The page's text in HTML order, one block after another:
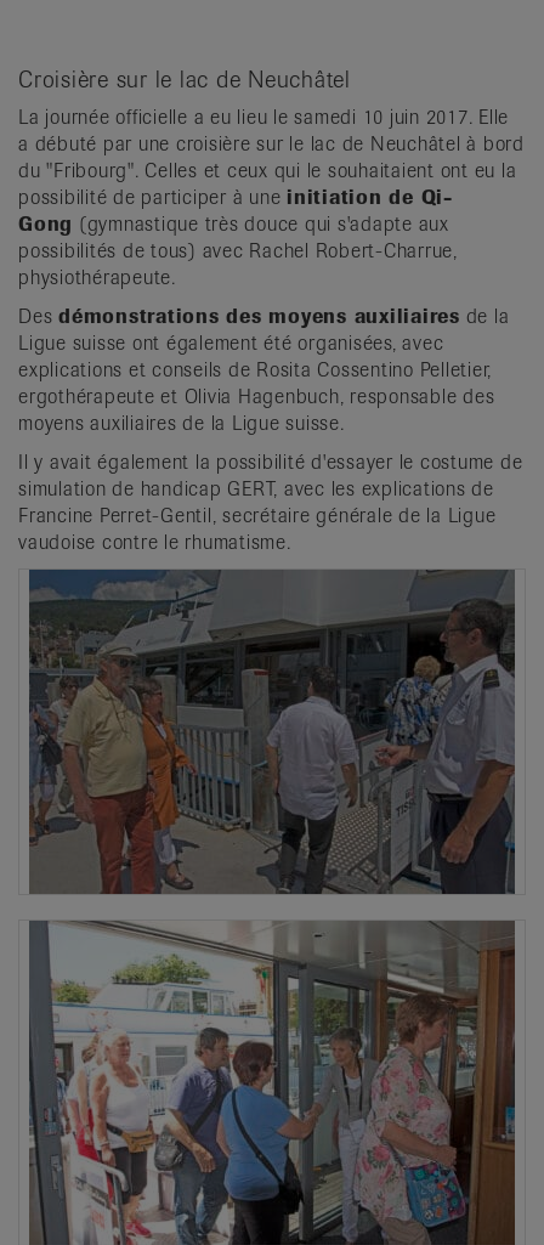
Croisière sur le lac de Neuchâtel
La journée officielle a eu lieu le samedi 10 juin 2017. Elle
a débuté par une croisière sur le lac de Neuchâtel à bord
du "Fribourg". Celles et ceux qui le souhaitaient ont eu la
possibilité de participer à une initiation de Qi-
Gong (gymnastique très douce qui s'adapte aux
possibilités de tous) avec Rachel Robert-Charrue,
physiothérapeute.
Des démonstrations des moyens auxiliaires de la
Ligue suisse ont également été organisées, avec
explications et conseils de Rosita Cossentino Pelletier,
ergothérapeute et Olivia Hagenbuch, responsable des
moyens auxiliaires de la Ligue suisse.
Il y avait également la possibilité d'essayer le costume de
simulation de handicap GERT, avec les explications de
Francine Perret-Gentil, secrétaire générale de la Ligue
vaudoise contre le rhumatisme.